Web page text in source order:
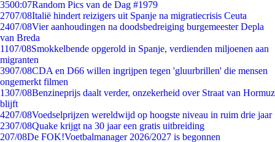
3500:07Random Pics van de Dag #1979
2707/08Italië hindert reizigers uit Spanje na migratiecrisis Ceuta
2407/08Vier aanhoudingen na doodsbedreiging burgemeester Depla
van Breda
1107/08Smokkelbende opgerold in Spanje, verdienden miljoenen aan
migranten
3907/08CDA en D66 willen ingrijpen tegen 'gluurbrillen' die mensen
ongemerkt filmen
1307/08Benzineprijs daalt verder, onzekerheid over Straat van Hormuz
blijft
4207/08Voedselprijzen wereldwijd op hoogste niveau in ruim drie jaar
2307/08Quake krijgt na 30 jaar een gratis uitbreiding
207/08De FOK!Voetbalmanager 2026/2027 is begonnen